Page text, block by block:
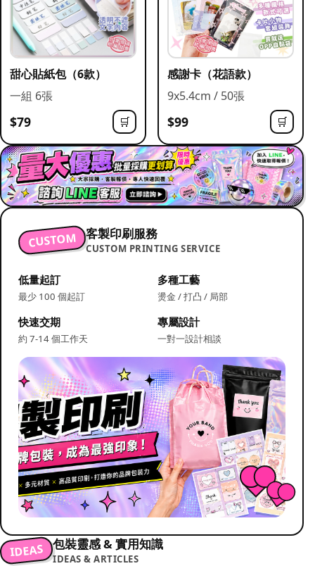
甜心貼紙包（6款）
一組 6張
$79 🛒
感謝卡（花語款）
9x5.4cm / 50張
$99 🛒
CUSTOM 客製印刷服務
CUSTOM PRINTING SERVICE
低量起訂
最少 100 個起訂
多種工藝
燙金 / 打凸 / 局部
快速交期
約 7-14 個工作天
專屬設計
一對一設計相談
IDEAS 包裝靈感 & 實用知識
IDEAS & ARTICLES